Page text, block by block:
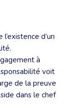
d’un
à
voit
de la preuve
dans le chef